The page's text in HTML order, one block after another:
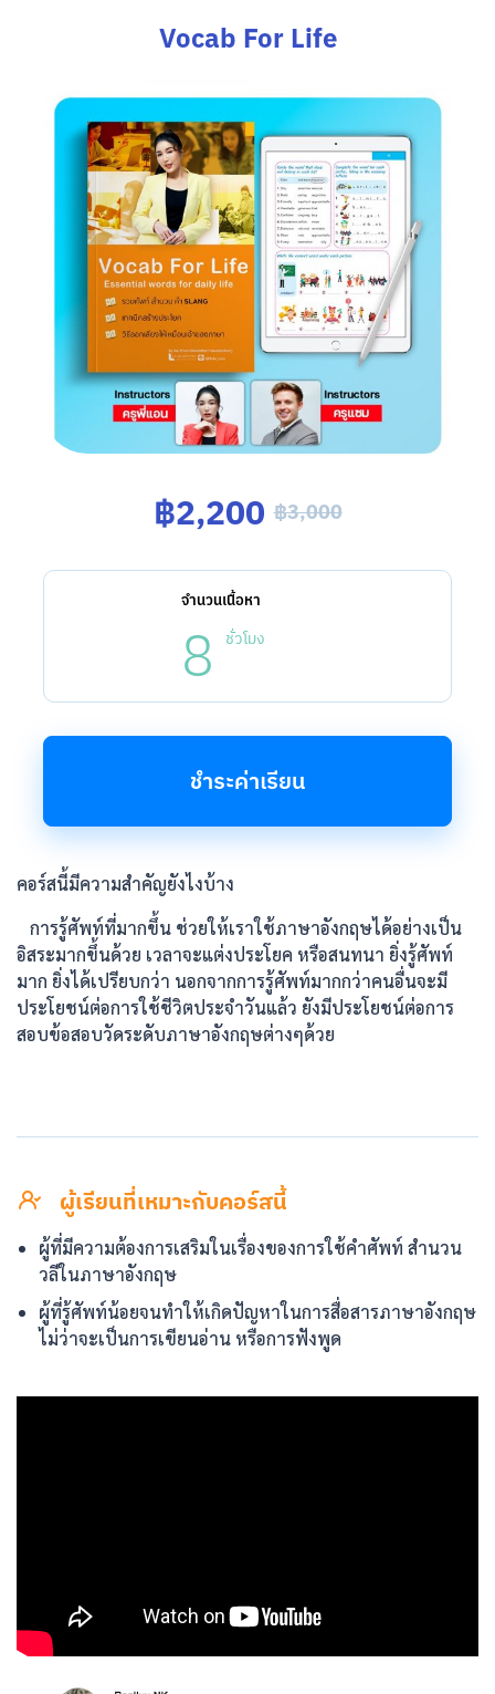
คอร์สนี้มีความสำคัญยังไงบ้าง
การรู้ศัพท์ที่มากขึ้น ช่วยให้เราใช้ภาษาอังกฤษได้อย่างเป็น
อิสระมากขึ้นด้วย เวลาจะแต่งประโยค หรือสนทนา ยิ่งรู้ศัพท์
มาก ยิ่งได้เปรียบกว่า นอกจากการรู้ศัพท์มากกว่าคนอื่นจะมี
ประโยชน์ต่อการใช้ชีวิตประจำวันแล้ว ยังมีประโยชน์ต่อการ
สอบข้อสอบวัดระดับภาษาอังกฤษต่างๆด้วย
ผู้เรียนที่เหมาะกับคอร์สนี้
ผู้ที่มีความต้องการเสริมในเรื่องของการใช้คำศัพท์ สำนวน
วลีในภาษาอังกฤษ
ผู้ที่รู้ศัพท์น้อยจนทำให้เกิดปัญหาในการสื่อสารภาษาอังกฤษ
ไม่ว่าจะเป็นการเขียนอ่าน หรือการฟังพูด
Vocab For Life
฿2,200 ฿3,000
จำนวนเนื้อหา
8 ชั่วโมง
ชำระค่าเรียน